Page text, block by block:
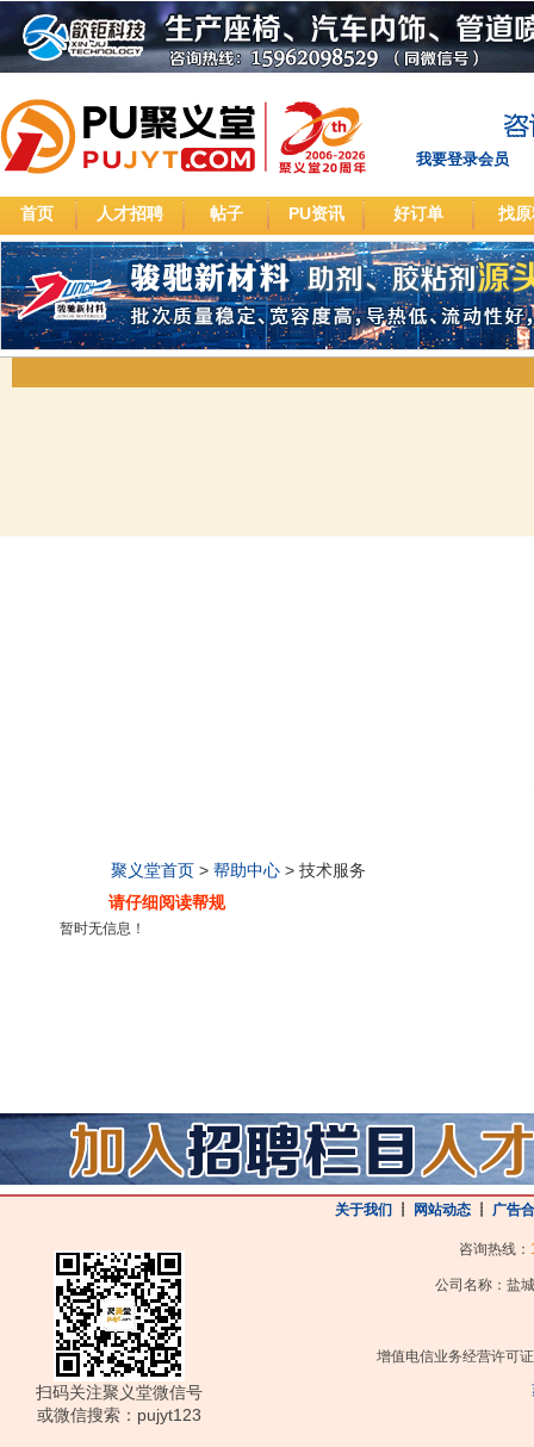
我要登录会员
首页 人才招聘 帖子 PU资讯 好订单 找
聚义堂首页 > 帮助中心 > 技术服务
请仔细阅读帮规
暂时无信息！
关于我们 ┋ 网站动态 ┋ 广告
扫码关注聚义堂微信号
或微信搜索：pujyt123
咨询热线：
公司名称：盐
增值电信业务经营许可